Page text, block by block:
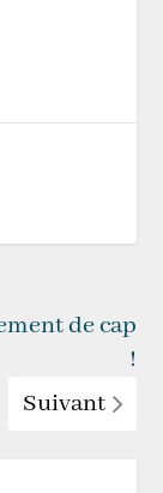
de cap
!
Suivant